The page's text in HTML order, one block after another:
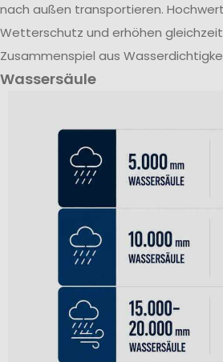
nach außen transportieren.
Wetterschutz und erhöhen
Zusammenspiel aus
Wassersäule